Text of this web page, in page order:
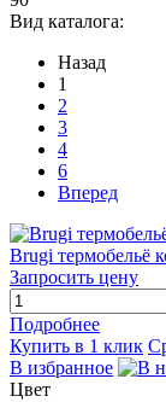
Вид каталога:
Назад
1
2
3
4
6
Вперед
Brugi термобельё
Запросить цену
Подробнее
Купить в 1 клик
В избранное
Цвет